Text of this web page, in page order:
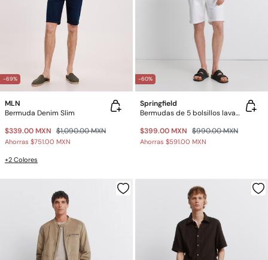
-69%
MLN
Bermuda Denim Slim
$339.00 MXN $1,090.00 MXN
Ahorras $751.00 MXN
+2 Colores
-60%
Springfield
Bermudas de 5 bolsillos lavada slim fit
$399.00 MXN $990.00 MXN
Ahorras $591.00 MXN